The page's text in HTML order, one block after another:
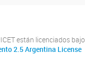
están licenciados bajo
2.5 Argentina License